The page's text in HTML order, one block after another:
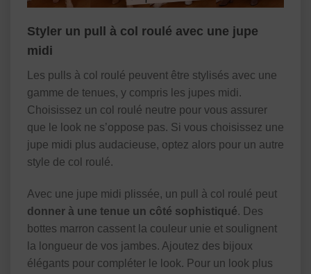
Styler un pull à col roulé avec une jupe
midi
Les pulls à col roulé peuvent être stylisés avec une
gamme de tenues, y compris les jupes midi.
Choisissez un col roulé neutre pour vous assurer
que le look ne s’oppose pas. Si vous choisissez une
jupe midi plus audacieuse, optez alors pour un autre
style de col roulé.
Avec une jupe midi plissée, un pull à col roulé peut
donner à une tenue un côté sophistiqué. Des
bottes marron cassent la couleur unie et soulignent
la longueur de vos jambes. Ajoutez des bijoux
élégants pour compléter le look. Pour un look plus